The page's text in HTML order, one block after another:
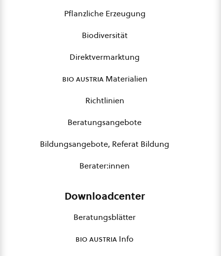
Pflanzliche Erzeugung
Biodiversität
Direktvermarktung
bio austriaMaterialien
Richtlinien
Beratungsangebote
Bildungsangebote, Referat Bildung
Berater:innen
Downloadcenter
Beratungsblätter
bio austria Info